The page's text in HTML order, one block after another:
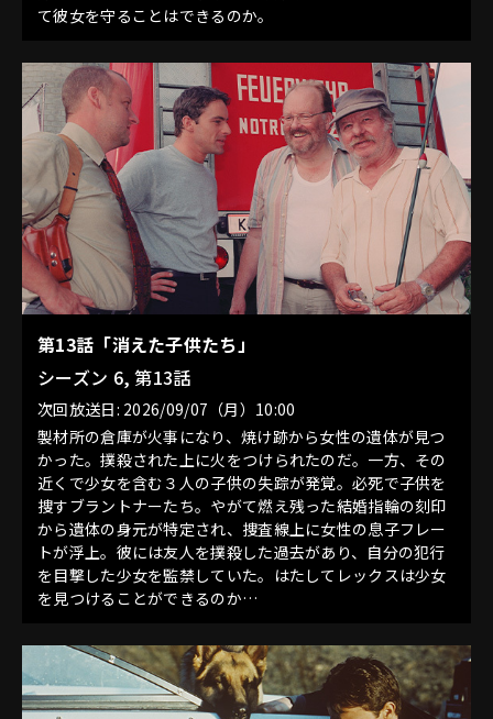
て彼女を守ることはできるのか。
第13話「消えた子供たち」
シーズン 6, 第13話
次回放送日: 2026/09/07（月）10:00
製材所の倉庫が火事になり、焼け跡から女性の遺体が見つ
かった。撲殺された上に火をつけられたのだ。一方、その
近くで少女を含む３人の子供の失踪が発覚。必死で子供を
捜すブラントナーたち。やがて燃え残った結婚指輪の刻印
から遺体の身元が特定され、捜査線上に女性の息子フレー
トが浮上。彼には友人を撲殺した過去があり、自分の犯行
を目撃した少女を監禁していた。はたしてレックスは少女
を見つけることができるのか…